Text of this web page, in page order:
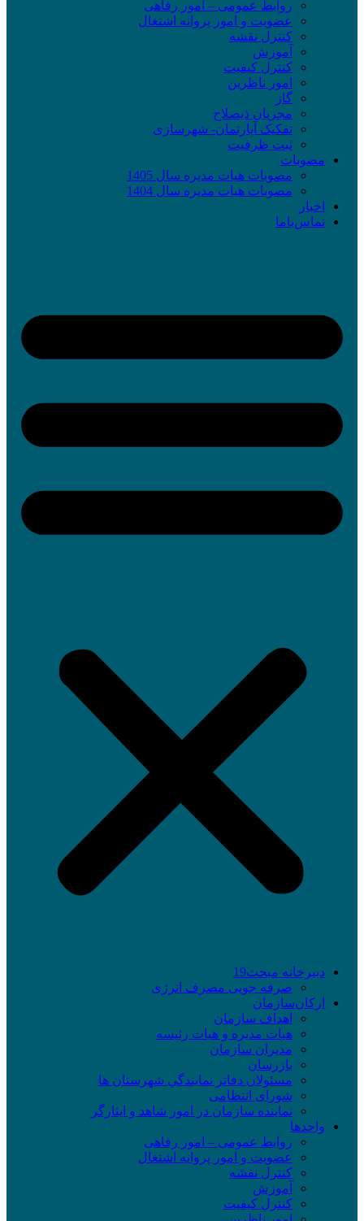
روابط عمومی – امور رفاهی
عضویت و امور پروانه اشتغال
کنترل نقشه
آموزش
کنترل کیفیت
امور ناظرین
گاز
مجریان ذیصلاح
تفکیک آپارتمان- شهرسازی
ثبت ظرفیت
مصوبات
مصوبات هیات مدیره سال 1405
مصوبات هیات مدیره سال 1404
اخبار
تماس‌با‌ما
دبیرخانه مبحث19
صرفه جویی مصرف انرژی
ارکان‌سازمان
اهداف سازمان
هیات مدیره و هیات رئیسه
مدیران سازمان
بازرسان
مسئولان دفاتر نمايندگي شهرستان ها
شورای انتظامی
نماينده سازمان در امور شاهد و ايثارگر
واحدها
روابط عمومی – امور رفاهی
عضویت و امور پروانه اشتغال
کنترل نقشه
آموزش
کنترل کیفیت